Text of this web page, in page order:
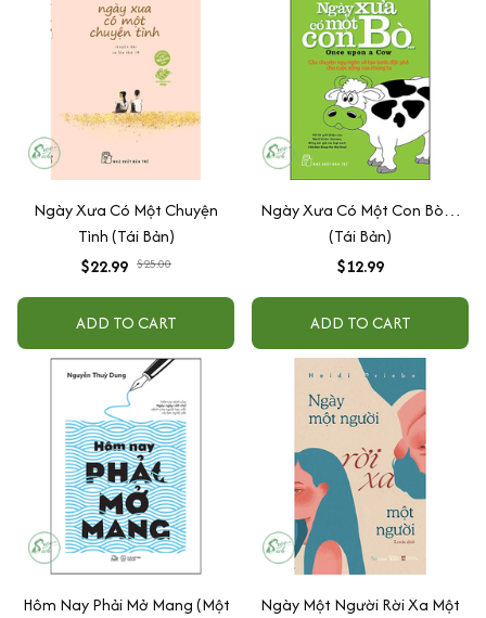
Ngày Xưa Có Một Chuyện
Tình (Tái Bản)
$22.99 $25.00
ADD TO CART
Ngày Xưa Có Một Con Bò…
(Tái Bản)
$12.99
ADD TO CART
Hôm Nay Phải Mở Mang (Một Ngày Một Người Rời Xa Một